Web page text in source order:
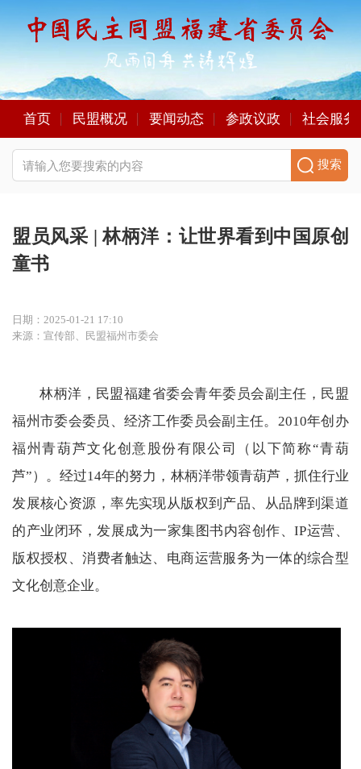
首页 民盟概况 要闻动态 参政议政 社会服务
搜索
盟员风采 | 林柄洋：让世界看到中国原创
童书
日期：2025-01-21 17:10
来源：宣传部、民盟福州市委会
林柄洋，民盟福建省委会青年委员会副主任，民盟
福州市委会委员、经济工作委员会副主任。2010年创办
福州青葫芦文化创意股份有限公司（以下简称“青葫
芦”）。经过14年的努力，林柄洋带领青葫芦，抓住行业
发展核心资源，率先实现从版权到产品、从品牌到渠道
的产业闭环，发展成为一家集图书内容创作、IP运营、
版权授权、消费者触达、电商运营服务为一体的综合型
文化创意企业。